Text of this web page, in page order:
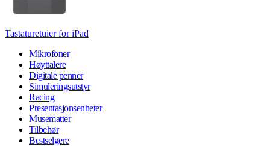
Tastaturetuier for iPad
Mikrofoner
Høyttalere
Digitale penner
Simuleringsutstyr
Racing
Presentasjonsenheter
Musematter
Tilbehør
Bestselgere